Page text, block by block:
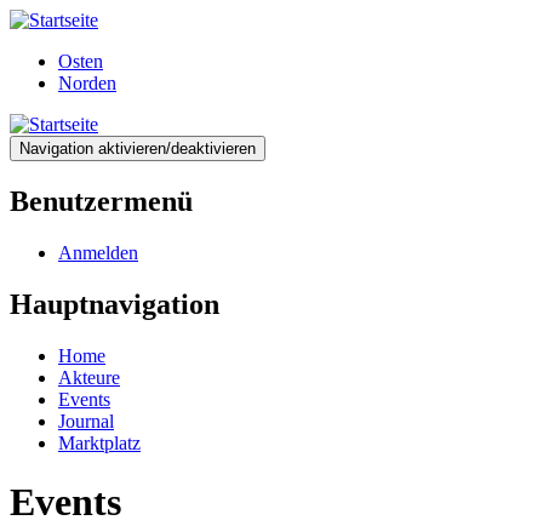
Direkt
Inhalt
Osten
Norden
Navigation aktivieren/deaktivieren
Benutzermenü
Anmelden
Hauptnavigation
Home
Akteure
Events
Journal
Marktplatz
Events